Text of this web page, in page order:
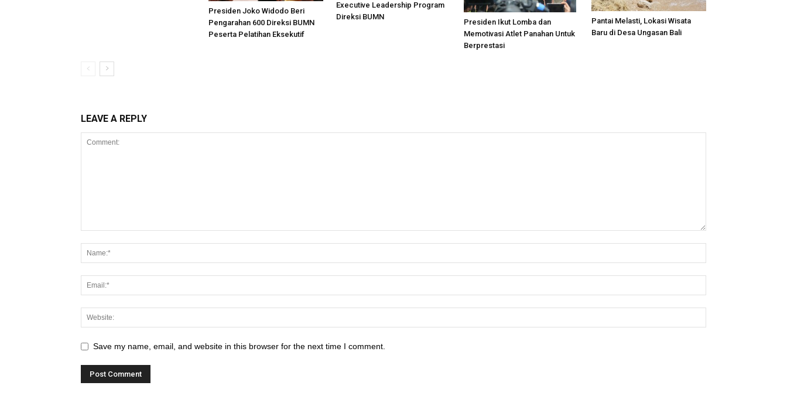
Presiden Joko Widodo Beri
Pengarahan 600 Direksi BUMN
Peserta Pelatihan Eksekutif
Executive Leadership Program
Direksi BUMN
Presiden Ikut Lomba dan
Memotivasi Atlet Panahan Untuk
Berprestasi
Pantai Melasti, Lokasi Wisata
Baru di Desa Ungasan Bali
LEAVE A REPLY
Save my name, email, and website in this browser for the next time I comment.